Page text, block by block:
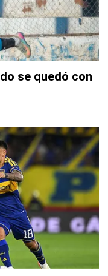
se quedó con